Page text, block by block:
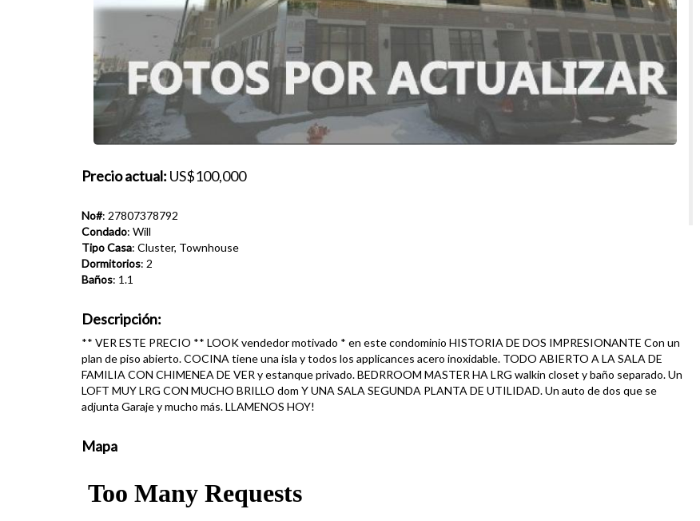
Precio actual: US$100,000
No#: 27807378792
Condado: Will
Tipo Casa: Cluster, Townhouse
Dormitorios: 2
Baños: 1.1
Descripción:
** VER ESTE PRECIO ** LOOK vendedor motivado * en este condominio HISTORIA DE DOS IMPRESIONANTE Con un
plan de piso abierto. COCINA tiene una isla y todos los applicances acero inoxidable. TODO ABIERTO A LA SALA DE
FAMILIA CON CHIMENEA DE VER y estanque privado. BEDRROOM MASTER HA LRG walkin closet y baño separado. Un
LOFT MUY LRG CON MUCHO BRILLO dom Y UNA SALA SEGUNDA PLANTA DE UTILIDAD. Un auto de dos que se
adjunta Garaje y mucho más. LLAMENOS HOY!
Mapa